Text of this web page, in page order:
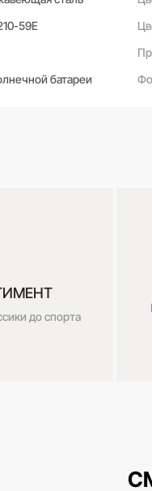
59E
батареи
до спорта